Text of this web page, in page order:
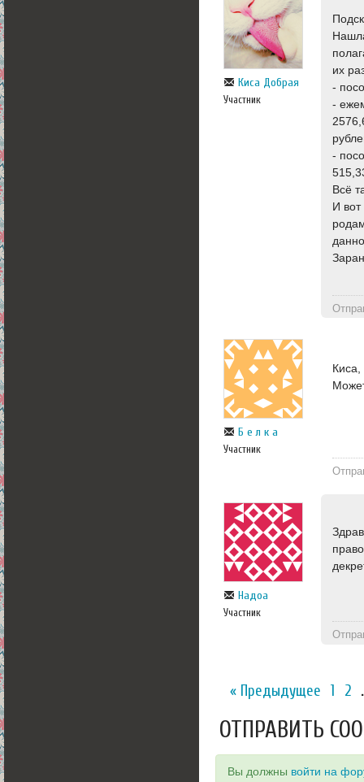
Киса Добрая
Участник
их
-
-
-
Всё
И
Б е л к а
Участник
Надоа
Участник
« Предыдущее 1 2
ОТПРАВИТЬ
Вы должны войти на